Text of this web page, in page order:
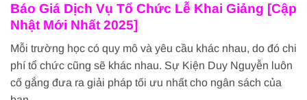
Báo Giá Dịch Vụ Tổ Chức Lễ Khai Giảng [Cập
Nhật Mới Nhất 2025]
Mỗi trường học có quy mô và yêu cầu khác nhau, do đó chi
phí tổ chức cũng sẽ khác nhau. Sự Kiện Duy Nguyễn luôn
cố gắng đưa ra giải pháp tối ưu nhất cho ngân sách của